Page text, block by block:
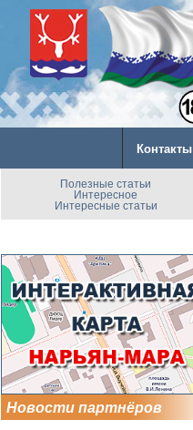
Контакты
Полезные статьи
Интересное
Интересные статьи
Новости партнёров